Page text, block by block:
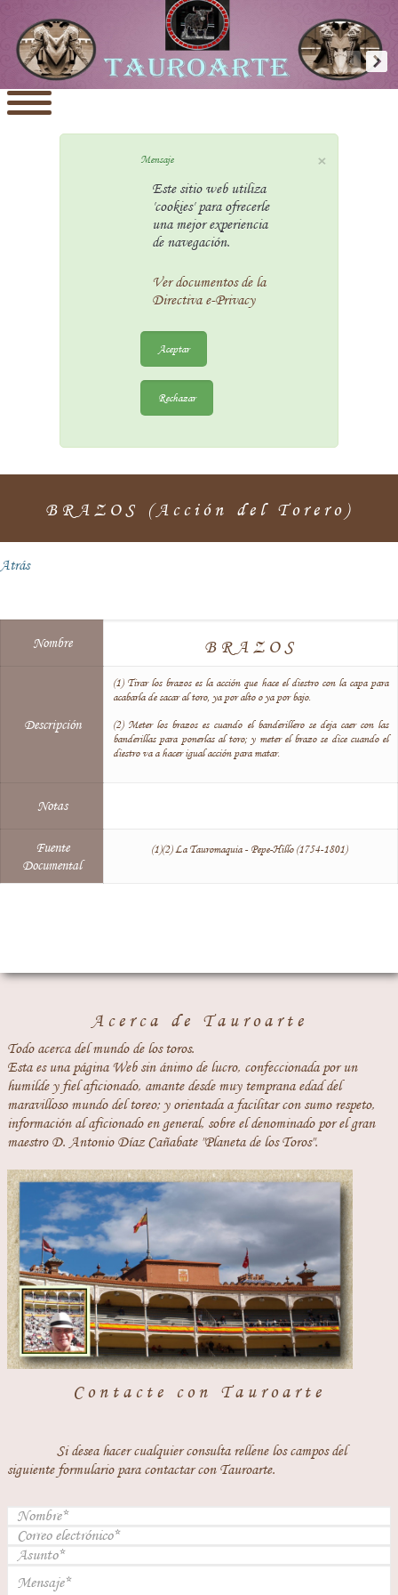
×
Mensaje
Este sitio web utiliza
'cookies' para ofrecerle
una mejor experiencia
de navegación.
Ver documentos de la
Directiva e-Privacy
Aceptar
Rechazar
BRAZOS (Acción del Torero)
Atrás
Nombre BRAZOS
Descripción
(1) Tirar los brazos es la acción que hace el diestro con la capa para
acabarla de sacar al toro, ya por alto o ya por bajo.
(2) Meter los brazos es cuando el banderillero se deja caer con las
banderillas para ponerlas al toro; y meter el brazo se dice cuando el
diestro va a hacer igual acción para matar.
Notas
Fuente
Documental
(1)(2) La Tauromaquia - Pepe-Hillo (1754-1801)
Acerca de Tauroarte
Todo acerca del mundo de los toros.
Esta es una página Web sin ánimo de lucro, confeccionada por un
humilde y fiel aficionado, amante desde muy temprana edad del
maravilloso mundo del toreo; y orientada a facilitar con sumo respeto,
información al aficionado en general, sobre el denominado por el gran
maestro D. Antonio Díaz Cañabate "Planeta de los Toros".
Contacte con Tauroarte
Si desea hacer cualquier consulta rellene los campos del
siguiente formulario para contactar con Tauroarte.